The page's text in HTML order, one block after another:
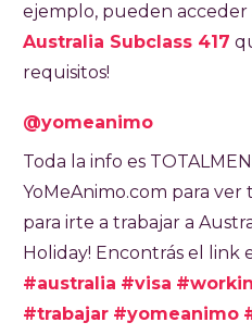
AUD 5000
seguro de salud
se puede aplicar desde
hijos a cargo. El trámite
argentinos con tarjeta,
métodos. Una vez
para ingresar al país, y
comienza a contar el
ese tiempo se puede
libremente, trabajar por
ejemplo, pueden acceder
Australia Subclass 417
requisitos!
@yomeanimo
Toda la info es
YoMeAnimo.com para ver
para irte a trabajar a
Holiday! Encontrás el link
#australia #visa
#trabajar #yomeanimo